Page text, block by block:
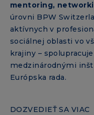
mentoring,
úrovni BPW
aktívnych v
sociálnej oblasti vo
krajiny –
medzinárodnými
Európska rada.
DOZVEDIEŤ SA VIAC